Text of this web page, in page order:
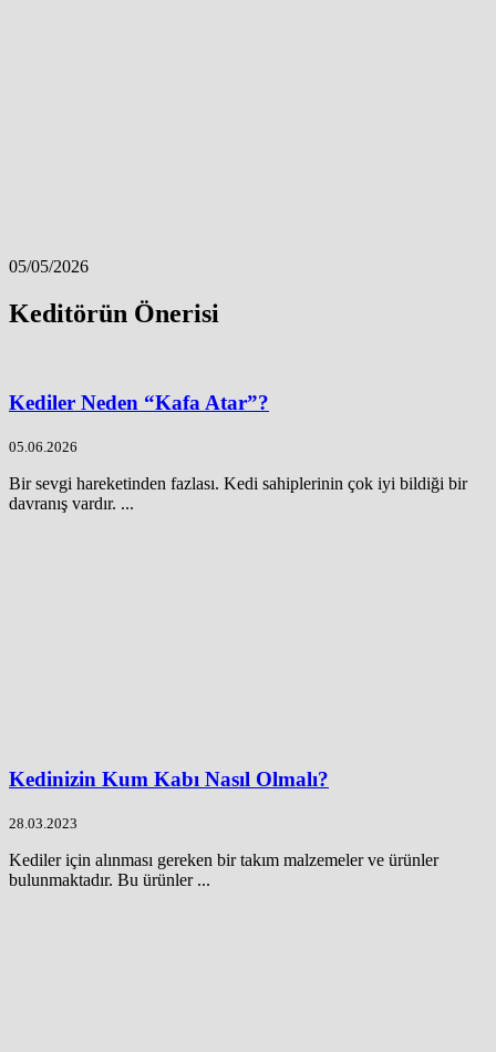
05/05/2026
Keditörün Önerisi
Kediler Neden “Kafa Atar”?
05.06.2026
Bir sevgi hareketinden fazlası. Kedi sahiplerinin çok iyi bildiği bir
davranış vardır. ...
Kedinizin Kum Kabı Nasıl Olmalı?
28.03.2023
Kediler için alınması gereken bir takım malzemeler ve ürünler
bulunmaktadır. Bu ürünler ...